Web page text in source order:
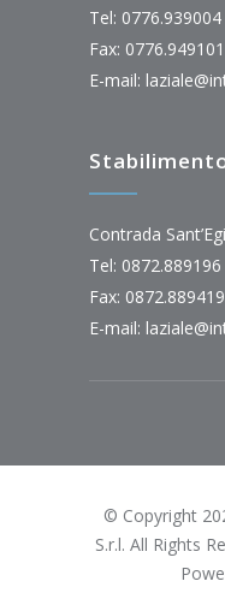
Tel: 0776.939004
Fax: 0776.949101
E-mail:
Contrada
Tel: 0872.889196
Fax: 0872.889419
E-mail:
© Copyright
S.r.l. All Rights